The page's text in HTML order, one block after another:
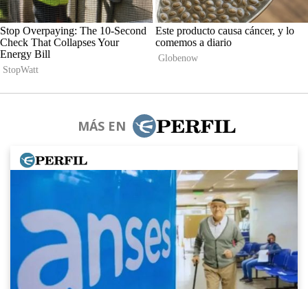
MÁS EN